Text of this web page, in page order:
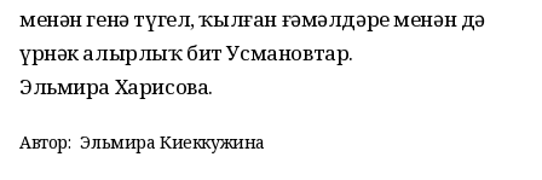
менән генә түгел, ҡылған ғәмәлдәре менән дә
үрнәк алырлыҡ бит Усмановтар.
Эльмира Харисова.
Автор: Эльмира Киеккужина